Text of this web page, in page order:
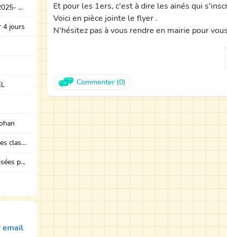
Les projets pour l'année 2025- 2026: école dehors, journées partage des classes, et coopération avec les résidents de l'EHPAD
4 jours
Les temps forts au sein des classes avec des intervenants
les fêtes et actions organisées par les bureaux
email
Et pour les 1ers, c'est à dire les ainés qui
Voici en pièce jointe le flyer .
N'hésitez pas à vous rendre en mairie pour
Commenter (0)